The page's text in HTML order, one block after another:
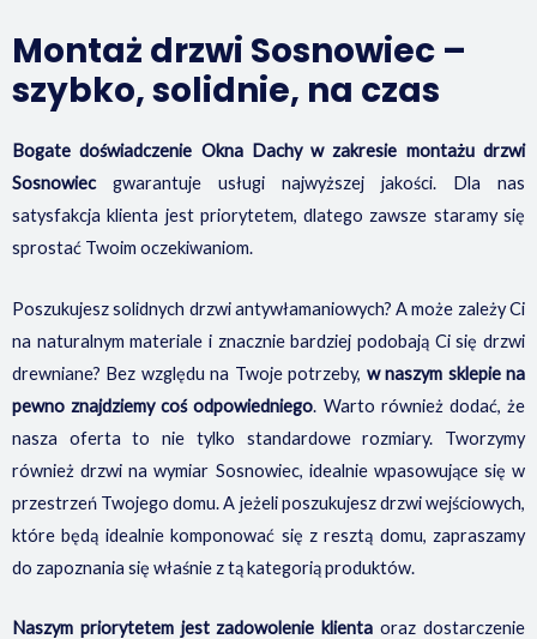
Montaż drzwi Sosnowiec –
szybko, solidnie, na czas
Bogate doświadczenie Okna Dachy w zakresie montażu drzwi
Sosnowiecgwarantuje usługi najwyższej jakości. Dla nas
satysfakcja klienta jest priorytetem, dlatego zawsze staramy się
sprostać Twoim oczekiwaniom.
Poszukujesz solidnych drzwi antywłamaniowych? A może zależy Ci
na naturalnym materiale i znacznie bardziej podobają Ci się drzwi
drewniane? Bez względu na Twoje potrzeby, w naszym sklepie na
pewno znajdziemy coś odpowiedniego. Warto również dodać, że
nasza oferta to nie tylko standardowe rozmiary. Tworzymy
również drzwi na wymiar Sosnowiec, idealnie wpasowujące się w
przestrzeń Twojego domu. A jeżeli poszukujesz drzwi wejściowych,
które będą idealnie komponować się z resztą domu, zapraszamy
do zapoznania się właśnie z tą kategorią produktów.
Naszym priorytetem jest zadowolenie klienta oraz dostarczenie